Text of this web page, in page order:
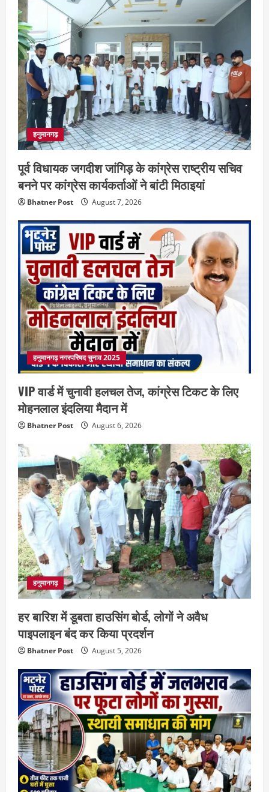
हनुमानगढ़
पूर्व विधायक जगदीश जांगिड़ के कांग्रेस राष्ट्रीय सचिव
बनने पर कांग्रेस कार्यकर्ताओं ने बांटी मिठाइयां
Bhatner Post August 7, 2026
हनुमानगढ़ नगरपरिषद चुनाव 2025
VIP वार्ड में चुनावी हलचल तेज, कांग्रेस टिकट के लिए
मोहनलाल इंदलिया मैदान में
Bhatner Post August 6, 2026
हनुमानगढ़
हर बारिश में डूबता हाउसिंग बोर्ड, लोगों ने अवैध
पाइपलाइन बंद कर किया प्रदर्शन
Bhatner Post August 5, 2026